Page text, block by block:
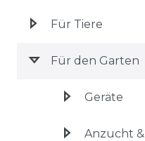
Für Tiere
Für den Garten
Geräte
Anzucht &